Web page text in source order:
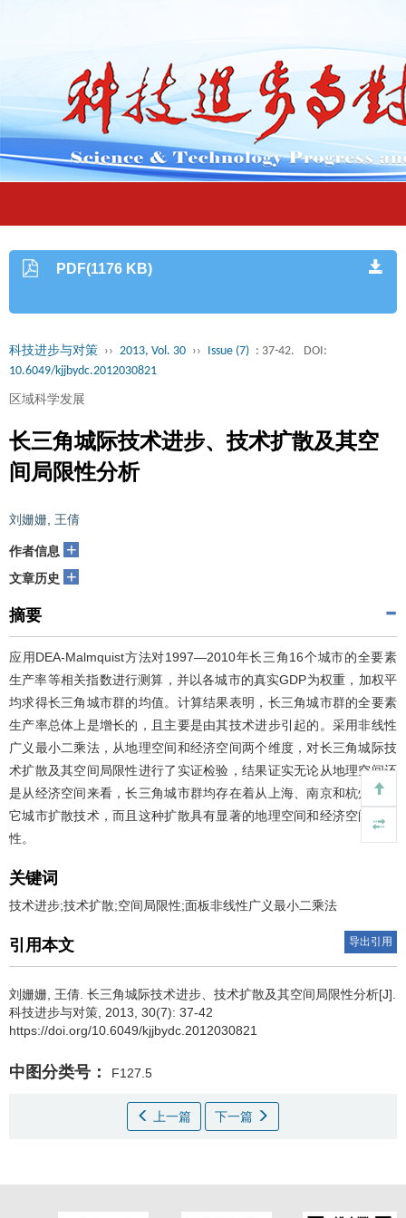
PDF(1176 KB)
科技进步与对策 ›› 2013, Vol. 30 ›› Issue (7) : 37-42.
DOI:
10.6049/kjjbydc.2012030821
区域科学发展
长三角城际技术进步、技术扩散及其空
间局限性分析
刘姗姗 王倩
作者信息 +
文章历史 +
摘要
应用DEA-Malmquist方法对1997—2010年长三角16个城市的全要素
生产率等相关指数进行测算，并以各城市的真实GDP为权重，加权平
均求得长三角城市群的均值。计算结果表明，长三角城市群的全要素
生产率总体上是增长的，且主要是由其技术进步引起的。采用非线性
广义最小二乘法，从地理空间和经济空间两个维度，对长三角城际技
术扩散及其空间局限性进行了实证检验，结果证实无论从地理空间还
是从经济空间来看，长三角城市群均存在着从上海、南京和杭州向其
它城市扩散技术，而且这种扩散具有显著的地理空间和经济空间局限
性。
关键词
技术进步;技术扩散;空间局限性;面板非线性广义最小二乘法
引用本文 导出引用
刘姗姗 王倩 长三角城际技术进步、技术扩散及其空间局限性分析[J].
科技进步与对策, 2013, 30(7): 37-42
https://doi.org/10.6049/kjjbydc.2012030821
中图分类号： F127.5
上一篇 下一篇